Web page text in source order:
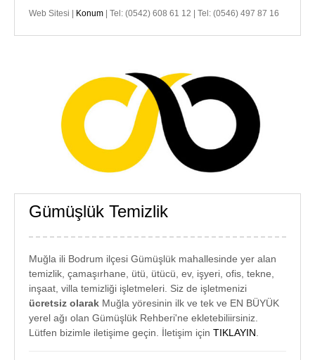
Web Sitesi | Konum | Tel: (0542) 608 61 12 | Tel: (0546) 497 87 16
GÜMÜŞLÜK
Gümüşlük Temizlik
Muğla ili Bodrum ilçesi Gümüşlük mahallesinde yer alan
temizlik, çamaşırhane, ütü, ütücü, ev, işyeri, ofis, tekne,
inşaat, villa temizliği işletmeleri. Siz de işletmenizi
ücretsiz olarak Muğla yöresinin ilk ve tek ve EN BÜYÜK
yerel ağı olan Gümüşlük Rehberi'ne ekletebiliirsiniz.
Lütfen bizimle iletişime geçin. İletişim için TIKLAYIN